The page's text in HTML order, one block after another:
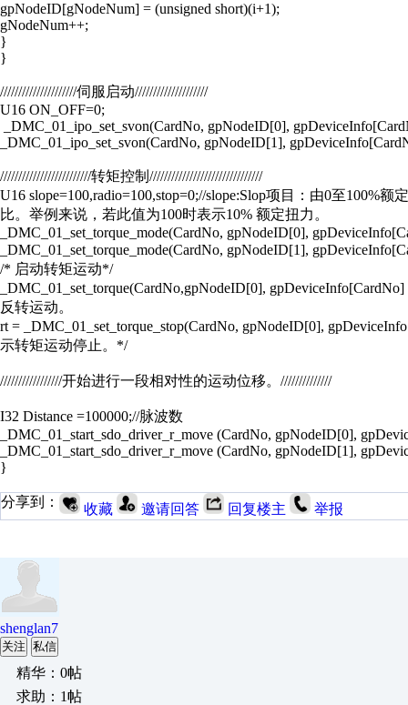
gpNodeID[gNodeNum] = (unsigned short)(i+1);
gNodeNum++;
}
}
/////////////////////伺服启动////////////////////
U16 ON_OFF=0;
_DMC_01_ipo_set_svon(CardNo, gpNodeID[0],
_DMC_01_ipo_set_svon(CardNo, gpNodeID[1],
/////////////////////////转矩控制///////////////////////////////
U16 slope=100,radio=100,stop=0;//slope:Slop项目：由0至100%
比。举例来说，若此值为100时表示10% 额定扭力。
_DMC_01_set_torque_mode(CardNo, gpNodeID[0],
_DMC_01_set_torque_mode(CardNo, gpNodeID[1],
/* 启动转矩运动*/
_DMC_01_set_torque(CardNo,gpNodeID[0],
反转运动。
rt = _DMC_01_set_torque_stop(CardNo, gpNodeID[0],
示转矩运动停止。*/
/////////////////开始进行一段相对性的运动位移。//////////////
I32 Distance =100000;//脉波数
_DMC_01_start_sdo_driver_r_move (CardNo, gpNodeID[0],
_DMC_01_start_sdo_driver_r_move (CardNo, gpNodeID[1],
}
分享到： 收藏 邀请回答 回复楼主 举报
shenglan7
关注 私信
精华：0帖
求助：1帖